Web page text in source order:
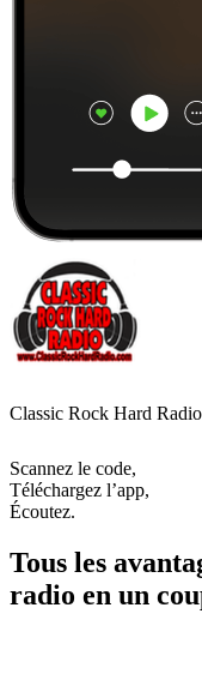
Classic Rock Hard Radio
Scannez le code,
Téléchargez l’app,
Écoutez.
Tous les
radio en un